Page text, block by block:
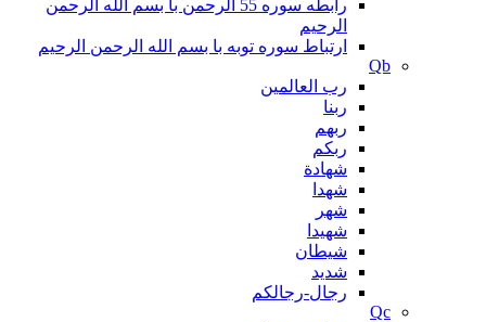
رابطه سوره 55 الرحمن با بسم الله الرحمن
الرحیم
ارتباط سوره توبه با بسم الله الرحمن الرحیم
Qb
رب العالمین
ربنا
ربهم
ربکم
شهادة
شهدا
شهر
شهیدا
شیطان
شدید
رجال-رجالکم
Qc